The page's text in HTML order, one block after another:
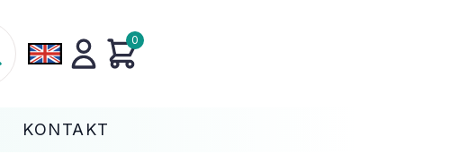
0
KONTAKT